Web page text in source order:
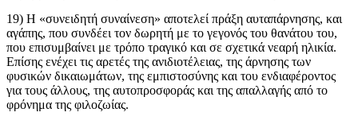
19) Η «συνειδητή συναίνεση» αποτελεί πράξη αυταπάρνησης, και
αγάπης, που συνδέει τον δωρητή με το γεγονός του θανάτου του,
που επισυμβαίνει με τρόπο τραγικό και σε σχετικά νεαρή ηλικία.
Επίσης ενέχει τις αρετές της ανιδιοτέλειας, της άρνησης των
φυσικών δικαιωμάτων, της εμπιστοσύνης και του ενδιαφέροντος
για τους άλλους, της αυτοπροσφοράς και της απαλλαγής από το
φρόνημα της φιλοζωίας.